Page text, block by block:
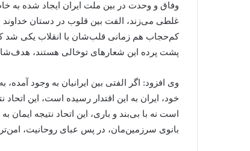
وفاق و وحدت در بین ملت ایران ایجاد شده به
غلطی می‌زند، الفت بین قلوب در دستان خداوند
کم‌حجاب هم زمانی قلب‌شان با انقلاب یکی شد
پشت پرده این شعارهای توخالی هستند،
وی افزود: اگر الفتی بین ایرانیان به وجود
خود، ایران به این اقتدار رسیده است، این اتحاد
است نه با بی‌بند و باری، این اتحاد نتیجه ایمان
بانوی سرزمین‌مان، در پس عبای روحانیت،